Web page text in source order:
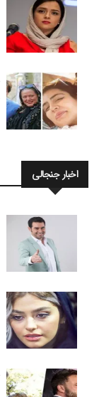
اخبار جنجالی